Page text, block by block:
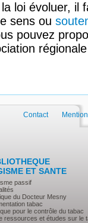
loi évoluer, il
sens ou
pouvez
ET SANTE
passif
du Docteur Mesny
tabac
pour le contrôle du tabac
ressources et études sur le
Contact